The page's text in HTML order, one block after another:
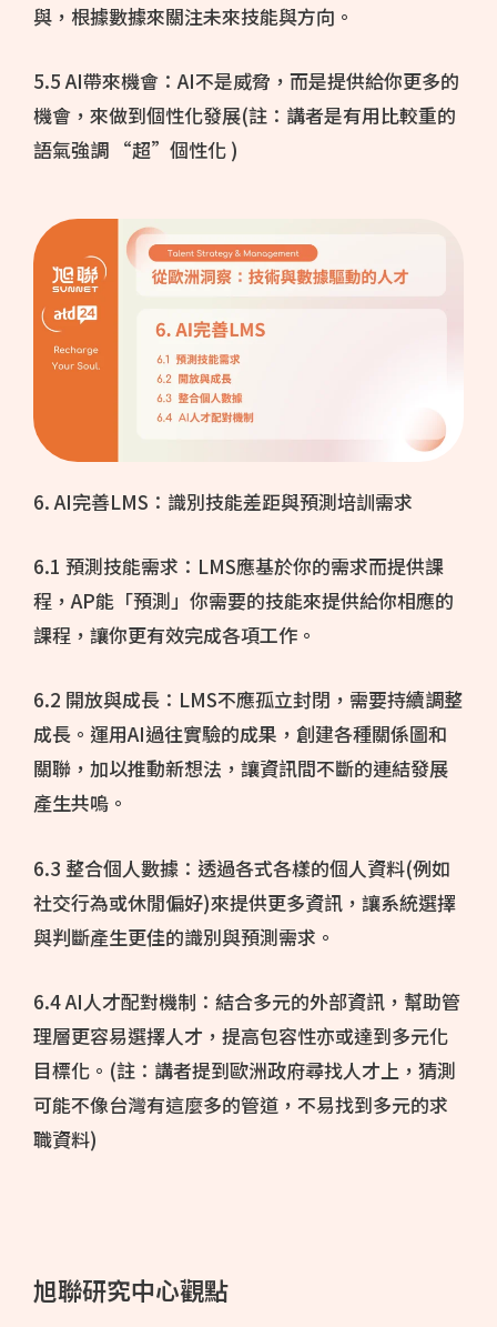
與，根據數據來關注未來技能與方向。
5.5 AI帶來機會：AI不是威脅，而是提供給你更多的
機會，來做到個性化發展(註：講者是有用比較重的
語氣強調 “超”個性化 )
6. AI完善LMS：識別技能差距與預測培訓需求
6.1 預測技能需求：LMS應基於你的需求而提供課
程，AP能「預測」你需要的技能來提供給你相應的
課程，讓你更有效完成各項工作。
6.2 開放與成長：LMS不應孤立封閉，需要持續調整
成長。運用AI過往實驗的成果，創建各種關係圖和
關聯，加以推動新想法，讓資訊間不斷的連結發展
產生共嗚。
6.3 整合個人數據：透過各式各樣的個人資料(例如
社交行為或休閒偏好)來提供更多資訊，讓系統選擇
與判斷產生更佳的識別與預測需求。
6.4 AI人才配對機制：結合多元的外部資訊，幫助管
理層更容易選擇人才，提高包容性亦或達到多元化
目標化。(註：講者提到歐洲政府尋找人才上，猜測
可能不像台灣有這麼多的管道，不易找到多元的求
職資料)
旭聯研究中心觀點